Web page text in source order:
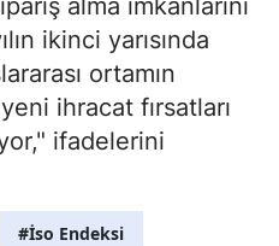
ikinci yarısında
ortamın
ihracat fırsatları
ifadelerini
#İso Endeksi